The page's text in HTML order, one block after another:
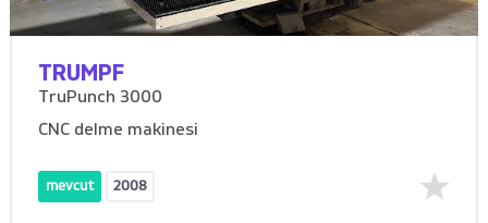
TRUMPF
TruPunch 3000
CNC delme makinesi
mevcut 2008